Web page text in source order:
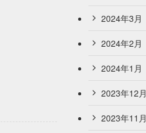
2024年3月
2024年2月
2024年1月
2023年12月
2023年11月